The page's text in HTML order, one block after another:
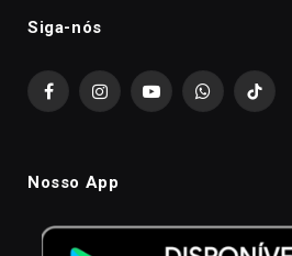
Siga-nós
FacebookInstagramYouTubeWhatsAppTikTok
Nosso App